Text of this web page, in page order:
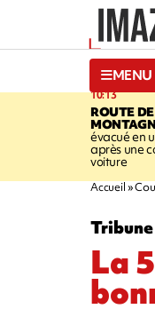
MENU
10:13
ROUTE
évacué en
après une
voiture
Accueil
La